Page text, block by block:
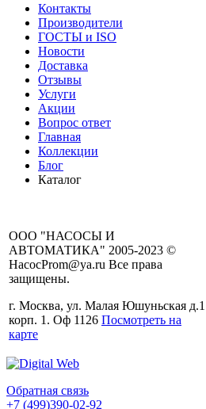
Контакты
Производители
ГОСТЫ и ISO
Новости
Доставка
Отзывы
Услуги
Акции
Вопрос ответ
Главная
Коллекции
Блог
Каталог
ООО "НАСОСЫ И
АВТОМАТИКА" 2005-2023 ©
HacocProm@ya.ru Все права
защищены.
г. Москва, ул. Малая Юшуньская д.1
корп. 1. Оф 1126 Посмотреть на
карте
Обратная связь
+7 (499)390-02-92